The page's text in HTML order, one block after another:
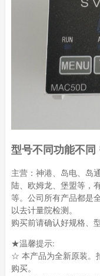
型号不同功能不
主营：神港、岛电、岛
陆、欧姆龙、堡盟等，
等。公司所有产品都是
以去计量院检测。
购买前请确认好规格、
★温馨提示:
☆ 本产品为全新原装。
购买。